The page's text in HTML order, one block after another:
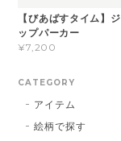
【びあばすタイム】ジ
ップパーカー
¥7,200
CATEGORY
アイテム
絵柄で探す